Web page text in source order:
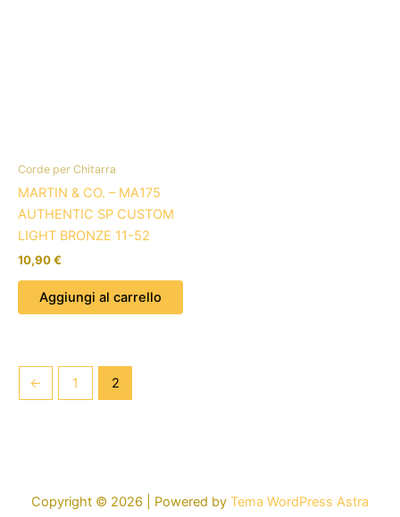
Corde per Chitarra
MARTIN & CO. – MA175
AUTHENTIC SP CUSTOM
LIGHT BRONZE 11-52
10,90€
Aggiungi al carrello
← 1 2
Copyright © 2026 | Powered by Tema WordPress Astra